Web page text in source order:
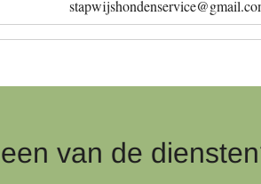
van de